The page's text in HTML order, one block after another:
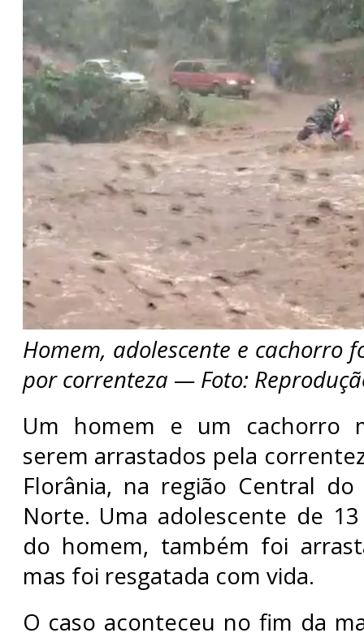
Homem, adolescente e cachorro
por correnteza — Foto:
Um homem e um cachorro
serem arrastados pela
Florânia, na região Central
Norte. Uma adolescente de
do homem, também foi
mas foi resgatada com vida.
O caso aconteceu no fim da